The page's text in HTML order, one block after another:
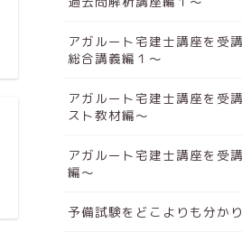
アガルート宅建士講座を受
総合講義編１～
アガルート宅建士講座を受
スト教材編～
アガルート宅建士講座を受
編～
予備試験をどこよりも分か